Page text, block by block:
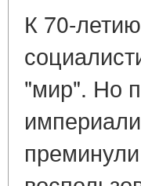
К 70-
"мир". Но